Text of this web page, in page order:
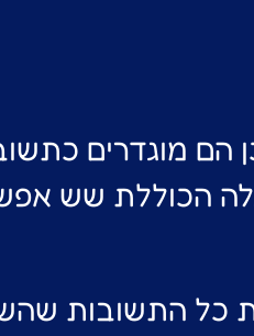
הכוללת שש
התשובות